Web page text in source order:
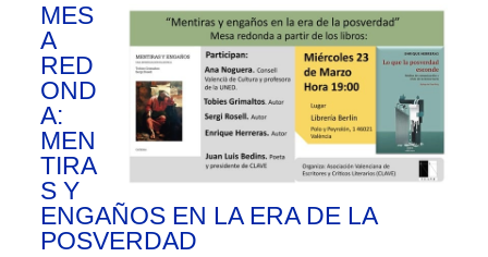
MES
A
RED
OND
A:
MEN
TIRA
S Y
ENGAÑOS EN LA ERA DE LA
POSVERDAD